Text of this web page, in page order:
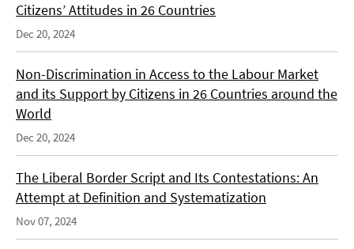
Citizens’ Attitudes in 26 Countries
Dec 20, 2024
Non-Discrimination in Access to the Labour Market
and its Support by Citizens in 26 Countries around the
World
Dec 20, 2024
The Liberal Border Script and Its Contestations: An
Attempt at Definition and Systematization
Nov 07, 2024